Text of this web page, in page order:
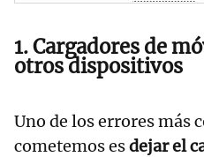
1. Cargadores de
otros dispositivos
Uno de los errores más
cometemos esdejar el